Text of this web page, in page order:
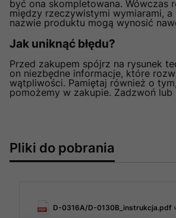
być ona skompletowana. Wówczas
między rzeczywistymi wymiarami,
nazwie produktu mogą wynosić
Jak uniknąć błędu?
Przed zakupem spójrz na rysunek
on niezbędne informacje, które
wątpliwości. Pamiętaj również o
pomożemy w zakupie. Zadzwoń
Pliki do pobrania
D-0316A/D-0130B_instrukcja.pdf